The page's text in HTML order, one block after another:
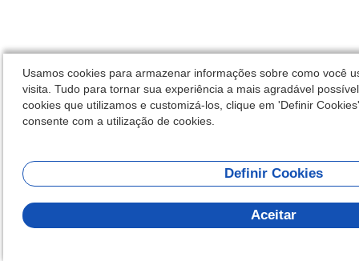
Usamos cookies para armazenar informações sobre como você
visita. Tudo para tornar sua experiência a mais agradável
cookies que utilizamos e customizá-los, clique em 'Definir
consente com a utilização de cookies.
Definir Cookies
Aceitar